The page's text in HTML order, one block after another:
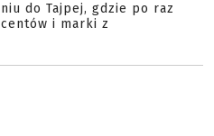
do Tajpej, gdzie po raz
i marki z